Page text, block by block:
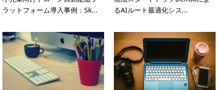
ラットフォーム導入事例：Sk...
るAIルート最適化シス...